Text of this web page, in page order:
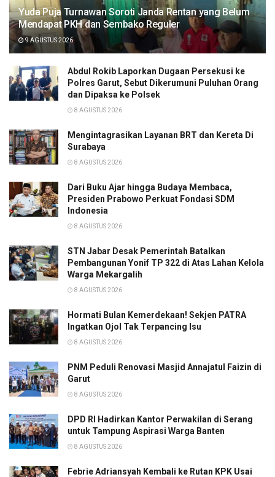
Yuda Puja Turnawan Soroti Janda Rentan yang Belum
Mendapat PKH dan Sembako Reguler
9 AGUSTUS 2026
Abdul Rokib Laporkan Dugaan Persekusi ke
Polres Garut, Sebut Dikerumuni Puluhan Orang
dan Dipaksa ke Polsek
8 AGUSTUS 2026
Mengintagrasikan Layanan BRT dan Kereta Di
Surabaya
8 AGUSTUS 2026
Dari Buku Ajar hingga Budaya Membaca,
Presiden Prabowo Perkuat Fondasi SDM
Indonesia
8 AGUSTUS 2026
STN Jabar Desak Pemerintah Batalkan
Pembangunan Yonif TP 322 di Atas Lahan Kelola
Warga Mekargalih
8 AGUSTUS 2026
Hormati Bulan Kemerdekaan! Sekjen PATRA
Ingatkan Ojol Tak Terpancing Isu
8 AGUSTUS 2026
PNM Peduli Renovasi Masjid Annajatul Faizin di
Garut
8 AGUSTUS 2026
DPD RI Hadirkan Kantor Perwakilan di Serang
untuk Tampung Aspirasi Warga Banten
8 AGUSTUS 2026
Febrie Adriansyah Kembali ke Rutan KPK Usai